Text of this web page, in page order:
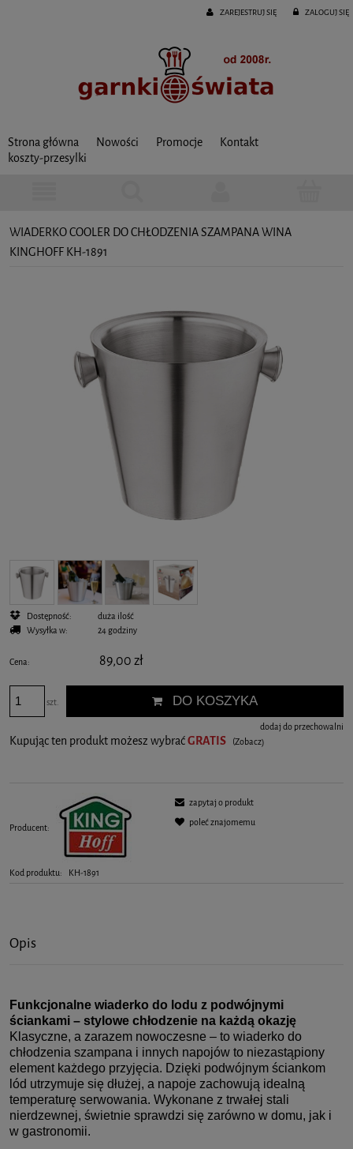
ZAREJESTRUJ SIĘ ZALOGUJ SIĘ
Strona główna Nowości Promocje
Kontakt
koszty-przesylki
WIADERKO COOLER DO CHŁODZENIA SZAMPANA WINA
KINGHOFF KH-1891
Dostępność:
duża ilość
Wysyłka w:
24 godziny
Cena: 89,00 zł
szt. DO KOSZYKA
dodaj do przechowalni
Kupując ten produkt możesz wybraćGRATIS (Zobacz)
Producent:
Kod produktu: KH-1891
zapytaj o produkt
poleć znajomemu
Opis
Funkcjonalne wiaderko do lodu z podwójnymi
ściankami – stylowe chłodzenie na każdą okazję
Klasyczne, a zarazem nowoczesne – to wiaderko do
chłodzenia szampana i innych napojów to niezastąpiony
element każdego przyjęcia. Dzięki podwójnym ściankom
lód utrzymuje się dłużej, a napoje zachowują idealną
temperaturę serwowania. Wykonane z trwałej stali
nierdzewnej, świetnie sprawdzi się zarówno w domu, jak i
w gastronomii.